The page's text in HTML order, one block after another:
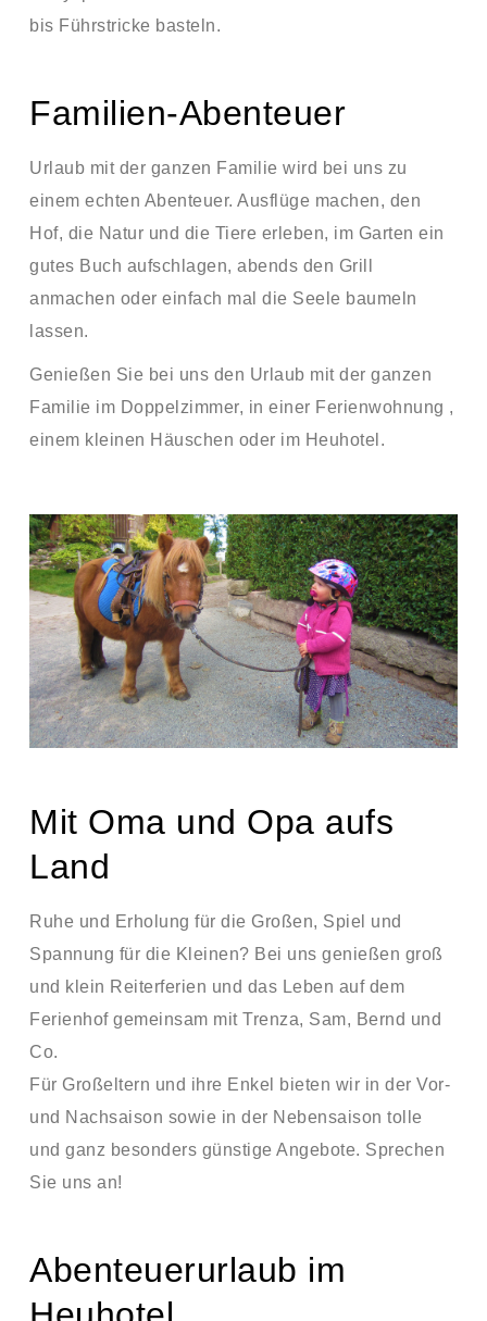
bis Führstricke basteln.
Familien-Abenteuer
Urlaub mit der ganzen Familie wird bei uns zu
einem echten Abenteuer. Ausflüge machen, den
Hof, die Natur und die Tiere erleben, im Garten ein
gutes Buch aufschlagen, abends den Grill
anmachen oder einfach mal die Seele baumeln
lassen.
Genießen Sie bei uns den Urlaub mit der ganzen
Familie im Doppelzimmer, in einer Ferienwohnung ,
einem kleinen Häuschen oder im Heuhotel.
Mit Oma und Opa aufs
Land
Ruhe und Erholung für die Großen, Spiel und
Spannung für die Kleinen? Bei uns genießen groß
und klein Reiterferien und das Leben auf dem
Ferienhof gemeinsam mit Trenza, Sam, Bernd und
Co.
Für Großeltern und ihre Enkel bieten wir in der Vor-
und Nachsaison sowie in der Nebensaison tolle
und ganz besonders günstige Angebote. Sprechen
Sie uns an!
Abenteuerurlaub im